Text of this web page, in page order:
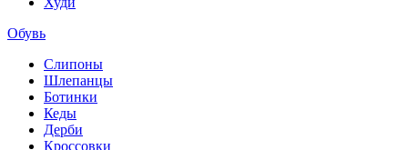
Обувь
Слипоны
Шлепанцы
Ботинки
Кеды
Дерби
Кроссовки